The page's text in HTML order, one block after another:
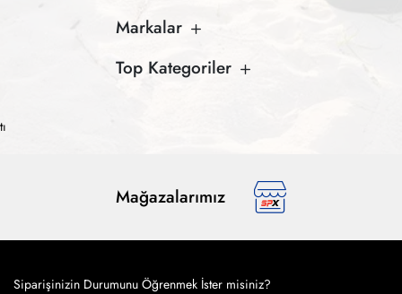
Markalar
Top Kategoriler
Mağazalarımız
Siparişinizin Durumunu Öğrenmek İster misiniz?